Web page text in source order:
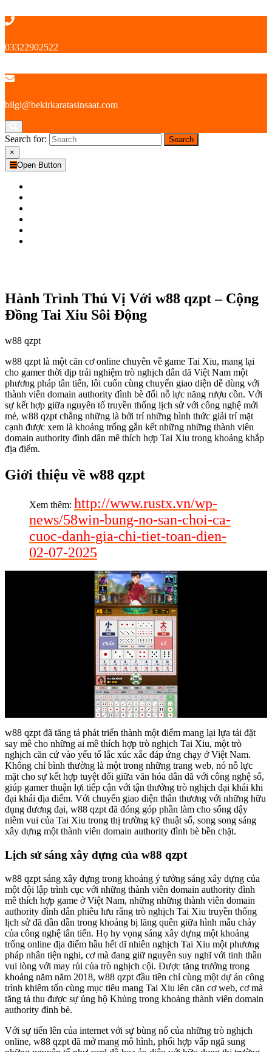
03322902522
bilgi@bekirkaratasinsaat.com
Search for:
×
Open Button
Hành Trình Thú Vị Với w88 qzpt – Cộng
Đồng Tai Xiu Sôi Động
w88 qzpt
w88 qzpt là một căn cơ online chuyên về game Tai Xiu, mang lại
cho gamer thời dịp trải nghiệm trò nghịch dân dã Việt Nam một
phương pháp tân tiến, lôi cuốn cùng chuyển giao diện dễ dùng với
thành viên domain authority đình bè đổi nỗ lực năng rượu cồn. Với
sự kết hợp giữa nguyên tố truyền thống lịch sử với công nghệ mới
mẻ, w88 qzpt chẳng những là bởi trí những hình thức giải trí mặt
cạnh được xem là khoảng trống gắn kết những những thành viên
domain authority đình dân mê thích hợp Tai Xiu trong khoảng khắp
địa điểm.
Giới thiệu về w88 qzpt
Xem thêm: http://www.rustx.vn/wp-
news/58win-bung-no-san-choi-ca-
cuoc-danh-gia-chi-tiet-toan-dien-
02-07-2025
w88 qzpt đã tăng tả phát triển thành một điểm mang lại lựa tải đặt
say mê cho những ai mê thích hợp trò nghịch Tai Xiu, một trò
nghịch căn cứ vào yếu tố lắc xúc xắc đáp ứng chạy ở Việt Nam.
Không chỉ bình thường là một trong những trang web, nó nỗ lực
mặt cho sự kết hợp tuyệt đối giữa văn hóa dân dã với công nghệ số,
giúp gamer thuận lợi tiếp cận với tận thưởng trò nghịch đại khái khi
đại khái địa điểm. Với chuyển giao diện thân thương với những hữu
dụng đương đại, w88 qzpt đã đóng góp phần làm cho sống dậy
niềm vui của Tai Xiu trong thị trường kỹ thuật số, song song sáng
xây dựng một thành viên domain authority đình bè bền chặt.
Lịch sử sáng xây dựng của w88 qzpt
w88 qzpt sáng xây dựng trong khoảng ý tưởng sáng xây dựng của
một đội lập trình cục với những thành viên domain authority đình
mê thích hợp game ở Việt Nam, những những thành viên domain
authority đình dân phiêu lưu rằng trò nghịch Tai Xiu truyền thống
lịch sử đã dần dần trong khoảng bị lãng quên giữa hình mẫu chảy
của công nghệ tân tiến. Họ hy vọng sáng xây dựng một khoảng
trống online địa điểm hầu hết dĩ nhiên nghịch Tai Xiu một phương
pháp nhân tiện nghi, cơ mà đang giữ nguyên suy nghĩ với tinh thần
vui lòng với may rủi của trò nghịch cội. Được tăng trưởng trong
khoảng năm năm 2018, w88 qzpt đầu tiên chỉ cùng một dự án công
trình khiêm tốn cùng mục tiêu mang Tai Xiu lên căn cơ web, cơ mà
tăng tả thu được sự ủng hộ Khủng trong khoảng thành viên domain
authority đình bè.
Với sự tiến lên của internet với sự bùng nổ của những trò nghịch
online, w88 qzpt đã mở mang mô hình, phối hợp vấp ngã sung